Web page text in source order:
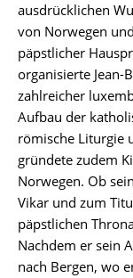
ausdrücklichen
von Norwegen
päpstlicher
organisierte Jean-
zahlreicher
Aufbau der
römische Liturgie
gründete zudem
Norwegen. Ob
Vikar und zum
päpstlichen
Nachdem er sein
nach Bergen, wo